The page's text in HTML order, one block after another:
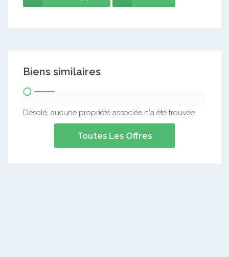
Biens similaires
Désolé, aucune propriété associée n'a été trouvée.
Toutes Les Offres